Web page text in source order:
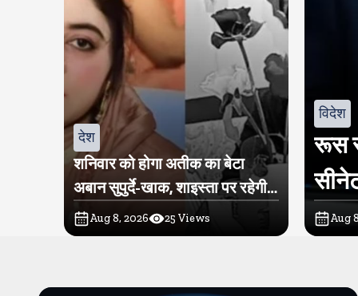
देश
शनिवार को होगा अतीक का बेटा
अबान सुपुर्दे-खाक, शाइस्ता पर रहेगी
पुलिस की नजर
Aug 8, 2026 25 Views
विदेश
रूस
Aug